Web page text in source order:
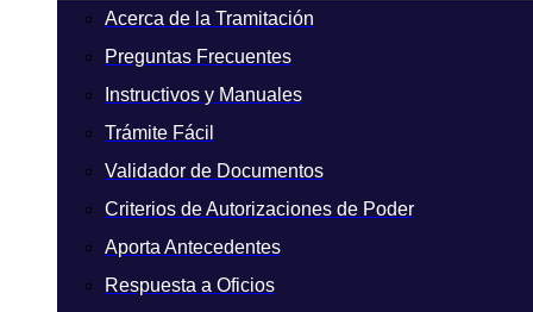
Acerca de la Tramitación
Preguntas Frecuentes
Instructivos y Manuales
Trámite Fácil
Validador de Documentos
Criterios de Autorizaciones de Poder
Aporta Antecedentes
Respuesta a Oficios